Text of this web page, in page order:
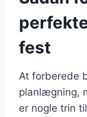
fest
At forberede
planlægning,
er nogle trin